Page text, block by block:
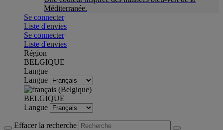
Méditerranée.
Se connecter
Liste d'envies
Se connecter
Liste d'envies
Région
BELGIQUE
Langue
Langue
BELGIQUE
Langue
Effacer la recherche